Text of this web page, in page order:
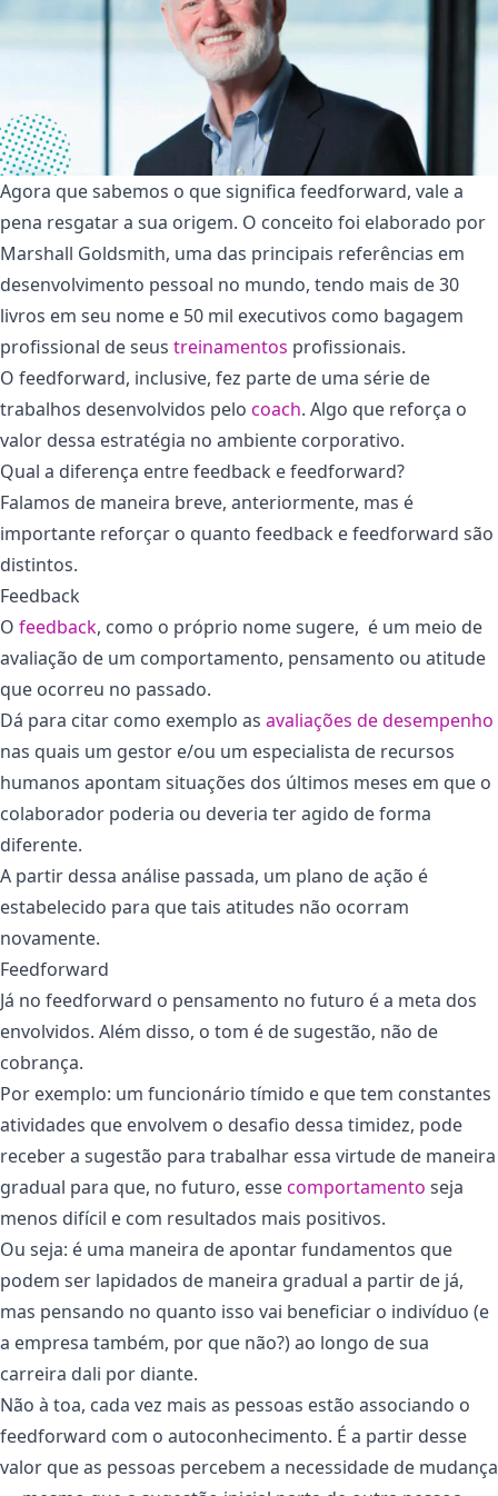
Agora que sabemos o que significa feedforward, vale a
pena resgatar a sua origem. O conceito foi elaborado por
Marshall Goldsmith, uma das principais referências em
desenvolvimento pessoal no mundo, tendo mais de 30
livros em seu nome e 50 mil executivos como bagagem
profissional de seus treinamentos profissionais.
O feedforward, inclusive, fez parte de uma série de
trabalhos desenvolvidos pelo coach. Algo que reforça o
valor dessa estratégia no ambiente corporativo.
Qual a diferença entre feedback e feedforward?
Falamos de maneira breve, anteriormente, mas é
importante reforçar o quanto feedback e feedforward são
distintos.
Feedback
O feedback, como o próprio nome sugere, é um meio de
avaliação de um comportamento, pensamento ou atitude
que ocorreu no passado.
Dá para citar como exemplo as avaliações de desempenho
nas quais um gestor e/ou um especialista de recursos
humanos apontam situações dos últimos meses em que o
colaborador poderia ou deveria ter agido de forma
diferente.
A partir dessa análise passada, um plano de ação é
estabelecido para que tais atitudes não ocorram
novamente.
Feedforward
Já no feedforward o pensamento no futuro é a meta dos
envolvidos. Além disso, o tom é de sugestão, não de
cobrança.
Por exemplo: um funcionário tímido e que tem constantes
atividades que envolvem o desafio dessa timidez, pode
receber a sugestão para trabalhar essa virtude de maneira
gradual para que, no futuro, essecomportamento seja
menos difícil e com resultados mais positivos.
Ou seja: é uma maneira de apontar fundamentos que
podem ser lapidados de maneira gradual a partir de já,
mas pensando no quanto isso vai beneficiar o indivíduo (e
a empresa também, por que não?) ao longo de sua
carreira dali por diante.
Não à toa, cada vez mais as pessoas estão associando o
feedforward com o autoconhecimento. É a partir desse
valor que as pessoas percebem a necessidade de mudança